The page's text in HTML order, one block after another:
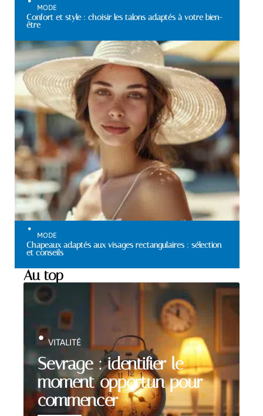
MODE
Confort et style : choisir les talons adaptés à votre bien-
être
MODE
Chapeaux adaptés aux visages rectangulaires : sélection
et conseils
Au top
Sevrage : identifier le
moment opportun pour
commencer
VITALITÉ